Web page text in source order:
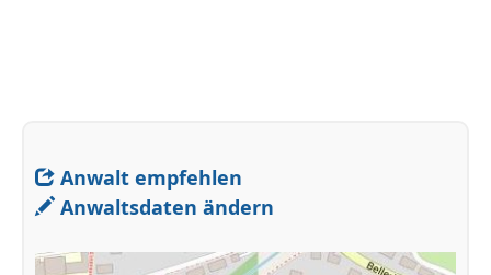
Anwalt empfehlen
Anwaltsdaten ändern